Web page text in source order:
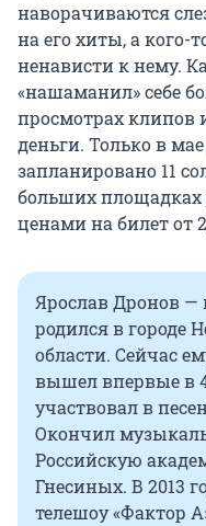
наворачиваются
на его хиты, а кого-
ненависти к нему.
«нашаманил» себе
просмотрах клипов
деньги. Только в
запланировано 11
больших площадках
ценами на билет от
Ярослав Дронов —
родился в городе
области. Сейчас
вышел впервые в 4
участвовал в
Окончил
Российскую
Гнесиных. В 2013
телешоу «Фактор